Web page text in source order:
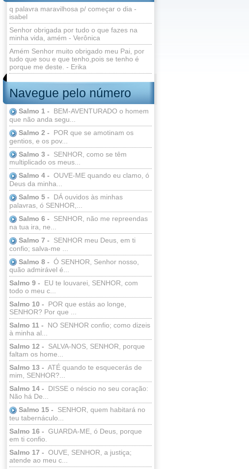
q palavra maravilhosa p/ começar o dia -
isabel
Senhor obrigada por tudo o que fazes na
minha vida, amém - Verônica
Amém Senhor muito obrigado meu Pai, por
tudo que sou e que tenho,pois se tenho é
porque me deste. - Erika
Navegue pelo número
Salmo 1 -
BEM-AVENTURADO o homem
que não anda segu...
Salmo 2 -
POR que se amotinam os
gentios, e os pov...
Salmo 3 -
SENHOR, como se têm
multiplicado os meus...
Salmo 4 - OUVE-ME quando eu clamo, ó
Deus da minha...
Salmo 5 -
DÁ ouvidos às minhas
palavras, ó SENHOR,...
Salmo 6 -
SENHOR, não me repreendas
na tua ira, ne...
Salmo 7 -
SENHOR meu Deus, em ti
confio; salva-me ...
Salmo 8 - Ó SENHOR, Senhor nosso,
quão admirável é...
Salmo 9 -
EU te louvarei, SENHOR, com
todo o meu c...
Salmo 10 -
POR que estás ao longe,
SENHOR? Por que ...
Salmo 11 -
NO SENHOR confio; como dizeis
à minha al...
Salmo 12 -
SALVA-NOS, SENHOR, porque
faltam os home...
Salmo 13 - ATÉ quando te esquecerás de
mim, SENHOR?...
Salmo 14 -
DISSE o néscio no seu coração:
Não há De...
Salmo 15 -
SENHOR, quem habitará no
teu tabernáculo...
Salmo 16 - GUARDA-ME, ó Deus, porque
em ti confio.
Salmo 17 - OUVE, SENHOR, a justiça;
atende ao meu c...